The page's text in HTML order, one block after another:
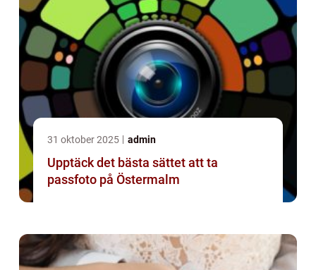
31 oktober 2025 admin
Upptäck det bästa sättet att ta
passfoto på Östermalm